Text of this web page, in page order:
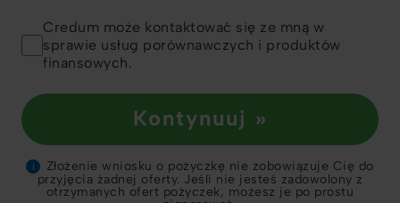
Credum może kontaktować się ze mną w
sprawie usług porównawczych i produktów
finansowych.
Kontynuuj »
i
Złożenie wniosku o pożyczkę nie zobowiązuje Cię do
przyjęcia żadnej oferty. Jeśli nie jesteś zadowolony z
otrzymanych ofert pożyczek, możesz je po prostu